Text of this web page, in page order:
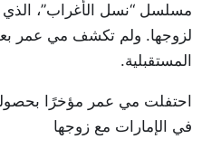
مسلسل “نسل الأغراب”،
لزوجها. ولم تكشف مي عمر
المستقبلية.
احتفلت مي عمر مؤخرًا
في الإمارات مع زوجها